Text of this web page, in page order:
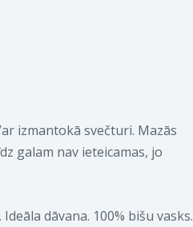
izmantokā svečturi. Mazās
galam nav ieteicamas, jo
dāvana. 100% bišu vasks.